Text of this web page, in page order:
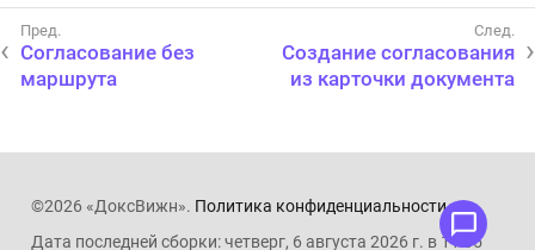
Согласование без
маршрута
Создание согласования
из карточки документа
©2026 «ДоксВижн». Политика конфиденциальности.
Дата последней сборки: четверг, 6 августа 2026 г. в 11:05